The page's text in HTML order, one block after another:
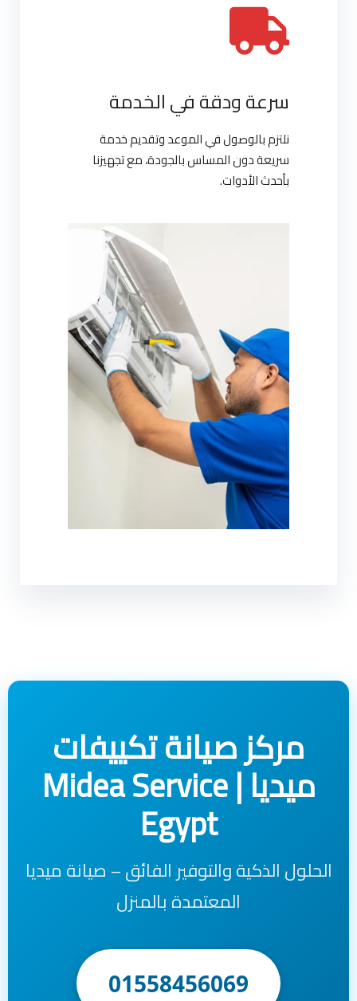
سرعة ودقة في الخدمة
نلتزم بالوصول في الموعد وتقديم خدمة
سريعة دون المساس بالجودة، مع تجهيزنا
بأحدث الأدوات.
مركز صيانة تكييفات
ميديا | Midea Service
Egypt
الحلول الذكية والتوفير الفائق – صيانة ميديا
المعتمدة بالمنزل
01558456069